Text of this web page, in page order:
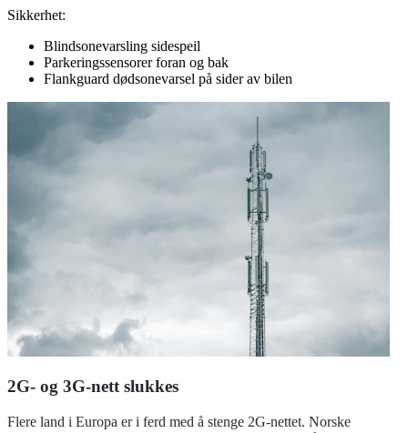
Sikkerhet:
Blindsonevarsling sidespeil
Parkeringssensorer foran og bak
Flankguard dødsonevarsel på sider av bilen
2G- og 3G-nett slukkes
Flere land i Europa er i ferd med å stenge 2G-nettet. Norske